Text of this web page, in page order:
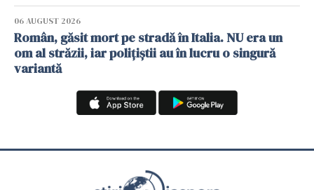
06 AUGUST 2026
Român, găsit mort pe stradă în Italia. NU era un
om al străzii, iar polițiștii au în lucru o singură
variantă